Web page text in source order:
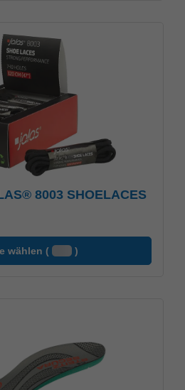
8003 SHOELACES
wählen ( )